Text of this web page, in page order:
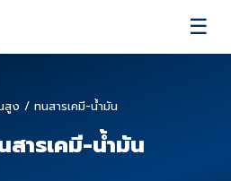
☰
สูง / ทนสารเคมี-น้ำมัน
ารเคมี-น้ำมัน